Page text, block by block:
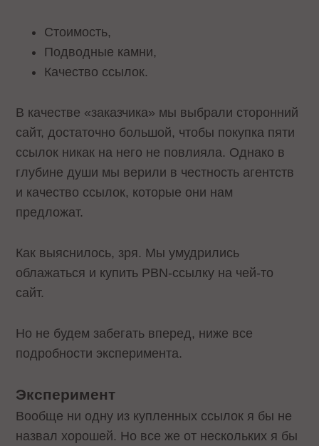
Стоимость,
Подводные камни,
Качество ссылок.
В качестве «заказчика» мы выбрали сторонний
сайт, достаточно большой, чтобы покупка пяти
ссылок никак на него не повлияла. Однако в
глубине души мы верили в честность агентств
и качество ссылок, которые они нам
предложат.
Как выяснилось, зря. Мы умудрились
облажаться и купить PBN-ссылку на чей-то
сайт.
Но не будем забегать вперед, ниже все
подробности эксперимента.
Эксперимент
Вообще ни одну из купленных ссылок я бы не
назвал хорошей. Но все же от нескольких я бы